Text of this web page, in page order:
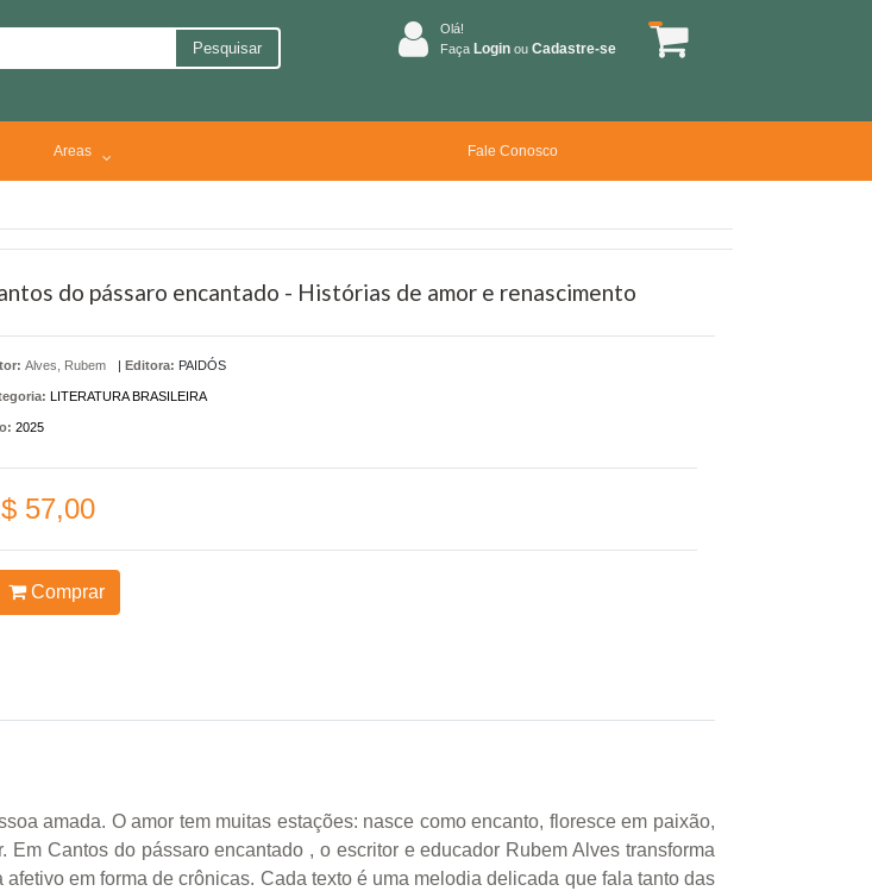
Pesquisar
Olá!
Faça Login ou Cadastre-se
Areas Fale Conosco
do pássaro encantado - Histórias de amor e renascimento
Alves, Rubem | Editora: PAIDÓS
LITERATURA BRASILEIRA
2025
57,00
Comprar
amada. O amor tem muitas estações: nasce como encanto, floresce em paixão,
Cantos do pássaro encantado , o escritor e educador Rubem Alves transforma
em forma de crônicas. Cada texto é uma melodia delicada que fala tanto das